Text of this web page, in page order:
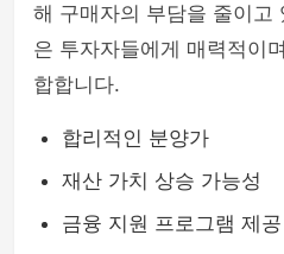
해 구매자의 부담을 줄이고
은 투자자들에게 매력적이
합합니다.
합리적인 분양가
재산 가치 상승 가능성
금융 지원 프로그램 제공